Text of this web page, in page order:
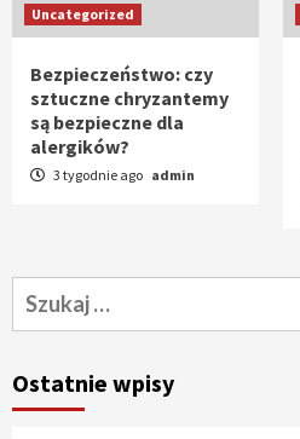
Uncategorized
Bezpieczeństwo: czy
sztuczne chryzantemy
są bezpieczne dla
alergików?
3 tygodnie ago admin
Szukaj:
Ostatnie wpisy